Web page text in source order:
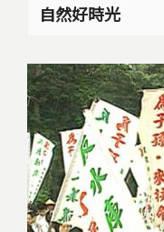
自然好時光